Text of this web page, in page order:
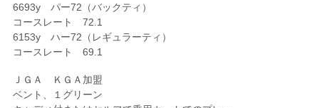
6693y パー72（バックティ）
コースレート 72.1
6153y ハー72（レギュラーティ）
コースレート 69.1
ＪＧＡ ＫＧＡ加盟
ベント、１グリーン